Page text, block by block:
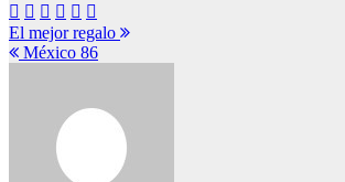
Navegación
de
El mejor regalo
México 86